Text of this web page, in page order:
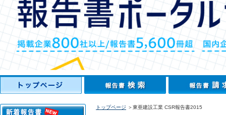
トップページ ＞東亜建設工業 CSR報告書2015